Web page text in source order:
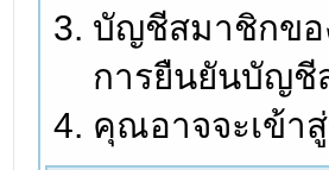
บัญชีสมาชิกขอ
การยืนยันบัญชี
คุณอาจจะเข้า